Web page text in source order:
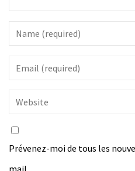
Prévenez-moi de tous les
mail.